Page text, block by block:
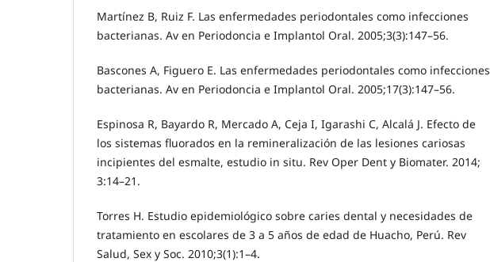
Martínez B, Ruiz F. Las enfermedades periodontales como infecciones
bacterianas. Av en Periodoncia e Implantol Oral. 2005;3(3):147–56.
Bascones A, Figuero E. Las enfermedades periodontales como infecciones
bacterianas. Av en Periodoncia e Implantol Oral. 2005;17(3):147–56.
Espinosa R, Bayardo R, Mercado A, Ceja I, Igarashi C, Alcalá J. Efecto de
los sistemas fluorados en la remineralización de las lesiones cariosas
incipientes del esmalte, estudio in situ. Rev Oper Dent y Biomater. 2014;
3:14–21.
Torres H. Estudio epidemiológico sobre caries dental y necesidades de
tratamiento en escolares de 3 a 5 años de edad de Huacho, Perú. Rev
Salud, Sex y Soc. 2010;3(1):1–4.